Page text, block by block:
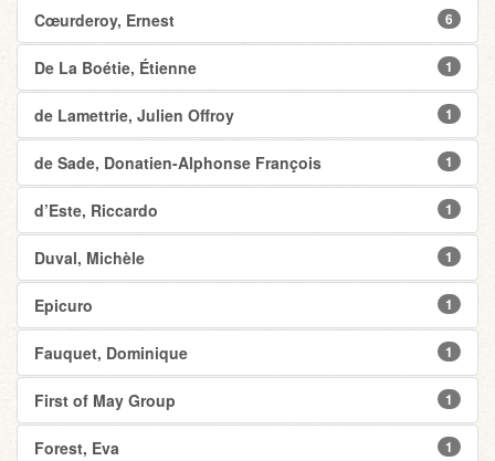
Cœurderoy, Ernest 6
De La Boétie, Étienne 1
de Lamettrie, Julien Offroy 1
de Sade, Donatien-Alphonse François 1
d’Este, Riccardo 1
Duval, Michèle 1
Epicuro 1
Fauquet, Dominique 1
First of May Group 1
Forest, Eva 1